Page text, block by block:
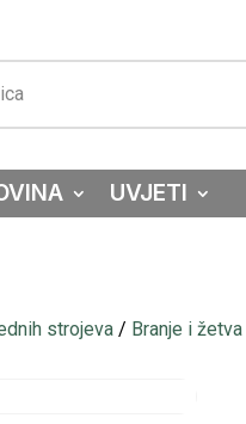
UVJETI
strojeva / Branje i žetva